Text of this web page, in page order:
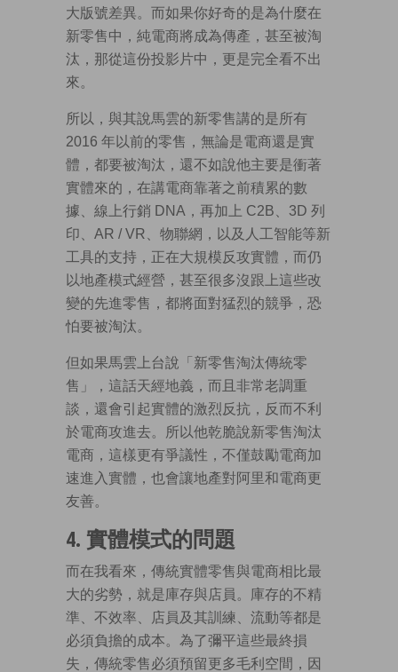
大版號差異。而如果你好奇的是為什麼在
新零售中，純電商將成為傳產，甚至被淘
汰，那從這份投影片中，更是完全看不出
來。
所以，與其說馬雲的新零售講的是所有
2016 年以前的零售，無論是電商還是實
體，都要被淘汰，還不如說他主要是衝著
實體來的，在講電商靠著之前積累的數
據、線上行銷 DNA，再加上 C2B、3D 列
印、AR / VR、物聯網，以及人工智能等新
工具的支持，正在大規模反攻實體，而仍
以地產模式經營，甚至很多沒跟上這些改
變的先進零售，都將面對猛烈的競爭，恐
怕要被淘汰。
但如果馬雲上台說「新零售淘汰傳統零
售」，這話天經地義，而且非常老調重
談，還會引起實體的激烈反抗，反而不利
於電商攻進去。所以他乾脆說新零售淘汰
電商，這樣更有爭議性，不僅鼓勵電商加
速進入實體，也會讓地產對阿里和電商更
友善。
4. 實體模式的問題
而在我看來，傳統實體零售與電商相比最
大的劣勢，就是庫存與店員。庫存的不精
準、不效率、店員及其訓練、流動等都是
必須負擔的成本。為了彌平這些最終損
失，傳統零售必須預留更多毛利空間，因